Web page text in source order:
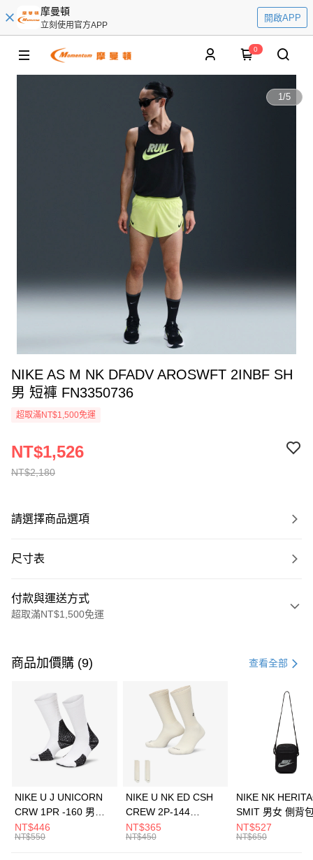
摩曼頓
立刻使用官方APP
開啟APP
0
1/5
NIKE AS M NK DFADV AROSWFT 2INBF SH
男 短褲 FN3350736
超取滿NT$1,500免運
NT$2,180
NT$1,526
請選擇商品選項
尺寸表
付款與運送方式
超取滿NT$1,500免運
信用卡一次付款
3 期 0 利率 每期 21家銀行
合作金庫商業銀行
第一商業銀行
華南商業銀行
彰化商業銀行
上海商業儲蓄銀行
元大商業銀行
Apple Pay
全盈+PAY
AFTEE先享後付
商品加價購 (9) 查看全部
NIKE U J UNICORN
CRW 1PR -160 男女
中統襪 FZ3393100
NT$446
NT$550
NIKE U NK ED CSH
CREW 2P-144
EMBRDY 男女 短統襪
FZ3073133
NT$365
NT$450
NIKE NK
SMIT 男女 側背
BA5871010
NT$527
NT$650